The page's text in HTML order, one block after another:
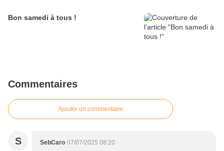
Bon samedi à tous !
Commentaires
Ajouter un commentaire
S SebCaro 07/07/2025 08:20